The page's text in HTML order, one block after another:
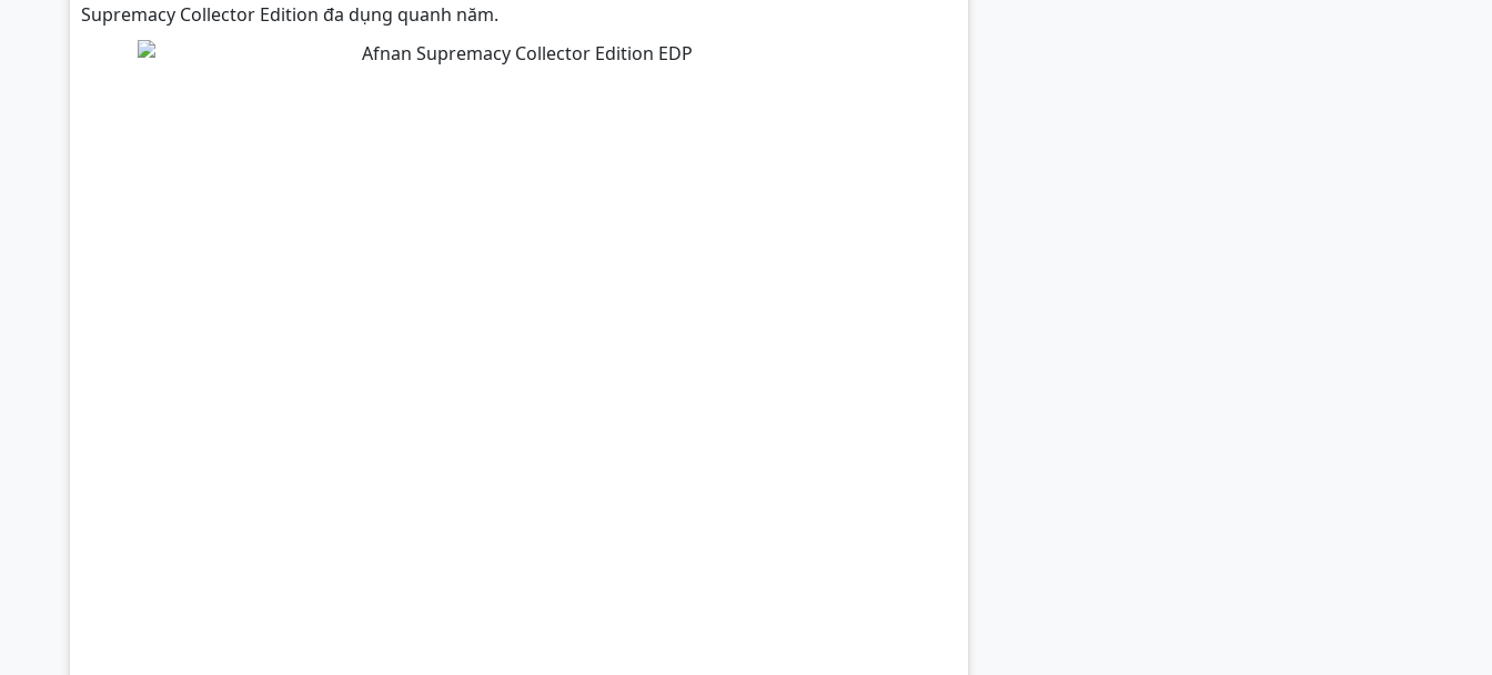
Supremacy Collector Edition đa dụng quanh năm.